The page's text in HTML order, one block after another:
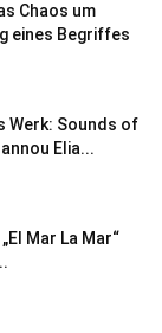
Chaos um
eines Begriffes
Werk: Sounds of
Elia...
Mar La Mar“